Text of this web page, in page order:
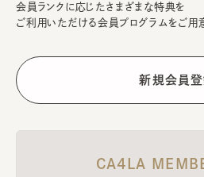
会員ランクに応じたさまざまな特典を
ご利用いただける会員プログラムをご用
CA4LA